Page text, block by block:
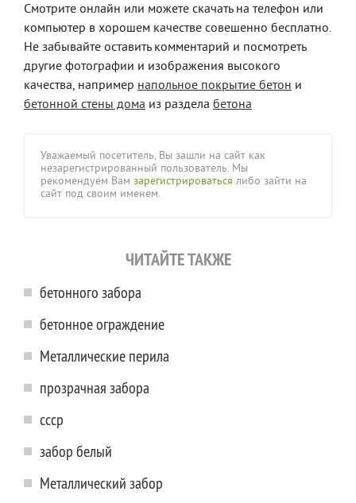
Смотрите онлайн или можете скачать на телефон или
компьютер в хорошем качестве совешенно бесплатно.
Не забывайте оставить комментарий и посмотреть
другие фотографии и изображения высокого
качества, например напольное покрытие бетон и
бетонной стены дома из раздела бетона
Уважаемый посетитель, Вы зашли на сайт как
незарегистрированный пользователь. Мы
рекомендуем Вам зарегистрироваться либо зайти на
сайт под своим именем.
ЧИТАЙТЕ ТАКЖЕ
бетонного забора
бетонное ограждение
Металлические перила
прозрачная забора
ссср
забор белый
Металлический забор